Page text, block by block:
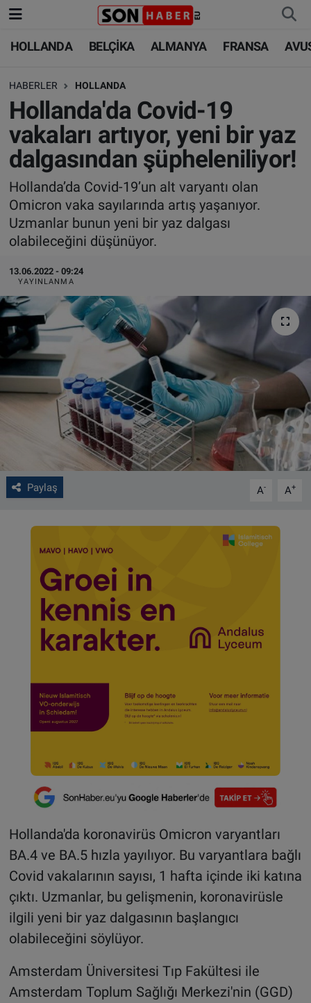
HOLLANDA BELÇİKA ALMANYA FRANSA
HABERLER HOLLANDA
Hollanda'da Covid-19
vakaları artıyor, yeni bir yaz
dalgasından şüpheleniliyor!
Hollanda’da Covid-19’un alt varyantı olan
Omicron vaka sayılarında artış yaşanıyor.
Uzmanlar bunun yeni bir yaz dalgası
olabileceğini düşünüyor.
13.06.2022 - 09:24
YAYINLANMA
Paylaş A- A+
Hollanda'da koronavirüs Omicron varyantları
BA.4 ve BA.5 hızla yayılıyor. Bu varyantlara bağlı
Covid vakalarının sayısı, 1 hafta içinde iki katına
çıktı. Uzmanlar, bu gelişmenin, koronavirüsle
ilgili yeni bir yaz dalgasının başlangıcı
olabileceğini söylüyor.
Amsterdam Üniversitesi Tıp Fakültesi ile
Amsterdam Toplum Sağlığı Merkezi'nin (GGD)
HOLLANDA
BELÇİKA
ALMANYA
FRANSA
AVUSTURYA
SAĞLIK - YAŞAM
BİLİM-TEKNOLOJİ
HOLLANDA
BELÇİKA
ALMANYA
TÜRKİYE
DÜNYA
BİLİM-TEKNOLOJİ
SAĞLIK
FOTO GALERİ
VIDEO GALERİ
ALGEMENE VOORWAARDEN
CONTACT
Çerez Politikası
Nöbetçi Eczaneler
Hava Durumu
Trafik Durumu
Süper Lig Puan Durumu ve Fikstür
Tüm Manşetler
Son Dakika Haberleri
Haber Arşivi